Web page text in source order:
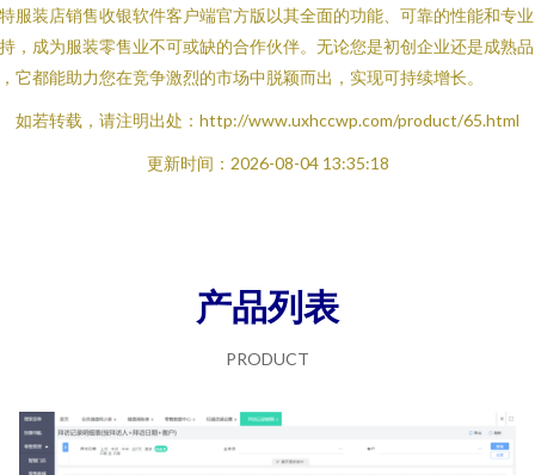
服装店销售收银软件客户端官方版以其全面的功能、可靠的性能和专
，成为服装零售业不可或缺的合作伙伴。无论您是初创企业还是成熟品
它都能助力您在竞争激烈的市场中脱颖而出，实现可持续增长。
如若转载，请注明出处：http://www.uxhccwp.com/product/65.html
更新时间：2026-08-04 13:35:18
产品列表
PRODUCT